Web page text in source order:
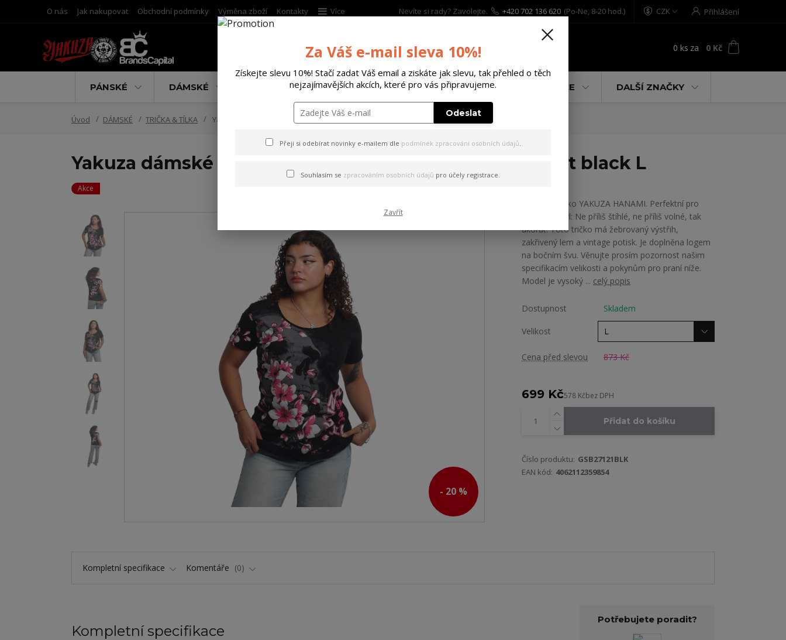
O nás Jak nakupovat Obchodní podmínky Výměna zboží Kontakty Více CZK Přihlášení
Nevíte si rady? Zavolejte. +420 702 136 620 (Po-Ne, 8-20 hod.)
0 ks za 0 Kč
PÁNSKÉ DÁMSKÉ DOPLŇKY DÁRKOVÉ POUKAZY % AKCE DALŠÍ ZNAČKY
Úvod DÁMSKÉ TRIČKA & TÍLKA Yakuza dámské tílko Hanami Curved Crew Neck T-Shirt black L
Yakuza dámské tílko Hanami Curved Crew Neck T-Shirt black L
Akce
- 20 %
Dámské tričko YAKUZA HANAMI. Perfektní pro
uvolněný styl: Ne příliš štíhlé, ne příliš volné, tak
akorát. Toto tričko má žebrovaný výstřih,
zakřivený lem a vintage potisk. Je doplněna logem
na bočním švu. Věnujte prosím pozornost našim
specifikacím velikosti a pokynům pro praní níže.
Model je vysoký ... celý popis
Dostupnost Skladem
Velikost
Cena před slevou 873 Kč
699 Kč578 Kčbez DPH
Přidat do košíku
Číslo produktu: GSB27121BLK
EAN kód: 4062112359854
Kompletní specifikace Komentáře 0
Kompletní specifikace
Potřebujete poradit?
Za Váš e-mail sleva 10%!
Získejte slevu 10%! Stačí zadat Váš email a ziskáte jak slevu, tak přehled o těch
nejzajímavějších akcích, které pro vás připravujeme.
Odeslat
Přeji si odebírat novinky e-mailem dle podmínek zpracování osobních údajů.
Souhlasím se zpracováním osobních údajů pro účely registrace.
Zavřít